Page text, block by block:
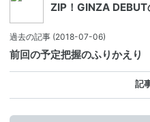
ZIP！GINZA DEBUT
過去の記事 (2018-07-06)
前回の予定把握のふりかえり
記